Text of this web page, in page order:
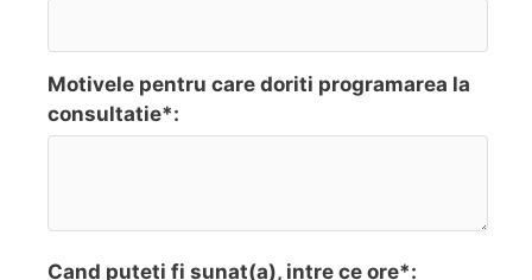
Motivele pentru care doriti programarea la
consultatie*:
Cand puteti fi sunat(a), intre ce ore*: